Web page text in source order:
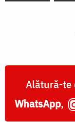
Alătură-te
WhatsApp,